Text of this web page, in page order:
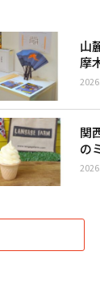
山
摩
関
の